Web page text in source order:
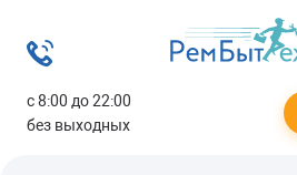
с 8:00 до 22:00
без выходных